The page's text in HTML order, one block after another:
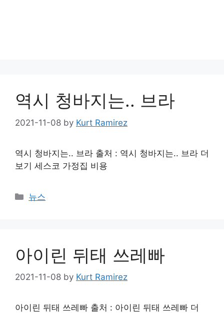
역시 청바지는.. 브라
2021-11-08 by Kurt Ramirez
역시 청바지는.. 브라 출처 : 역시 청바지는.. 브라 더
보기 세스코 가정집 비용
Categories
뉴스
아이린 뒤태 쓰레빠
2021-11-08 by Kurt Ramirez
아이린 뒤태 쓰레빠 출처 : 아이린 뒤태 쓰레빠 더